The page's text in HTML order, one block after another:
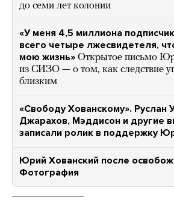
до семи лет колонии
«У меня 4,5 миллиона
всего четыре лжесвидетеля,
мою жизнь» Открытое письмо
из СИЗО — о том, как следствие
близким
«Свободу Хованскому». Руслан
Джарахов, Мэддисон и другие
записали ролик в поддержку
Юрий Хованский после
Фотография